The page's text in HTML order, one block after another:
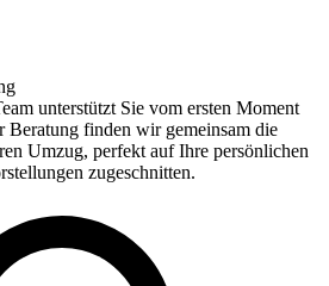
unterstützt Sie vom ersten Moment
finden wir gemeinsam die
Umzug, perfekt auf Ihre persönlichen
zugeschnitten.